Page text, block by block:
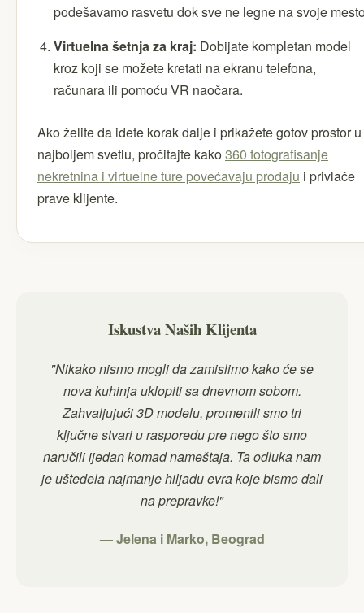
podešavamo rasvetu dok sve ne legne na svoje
Virtuelna šetnja za kraj: Dobijate kompletan model
kroz koji se možete kretati na ekranu telefona,
računara ili pomoću VR naočara.
Ako želite da idete korak dalje i prikažete gotov prostor u
najboljem svetlu, pročitajte kako360 fotografisanje
nekretnina i virtuelne ture povećavaju prodaju i privlače
prave klijente.
Iskustva Naših Klijenta
"Nikako nismo mogli da zamislimo kako će se
nova kuhinja uklopiti sa dnevnom sobom.
Zahvaljujući 3D modelu, promenili smo tri
ključne stvari u rasporedu pre nego što smo
naručili ijedan komad nameštaja. Ta odluka nam
je uštedela najmanje hiljadu evra koje bismo dali
na prepravke!"
— Jelena i Marko, Beograd